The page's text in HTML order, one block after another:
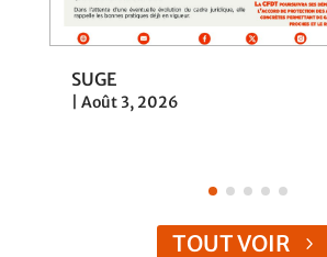
SUGE
Août 3, 2026
TOUT VOIR